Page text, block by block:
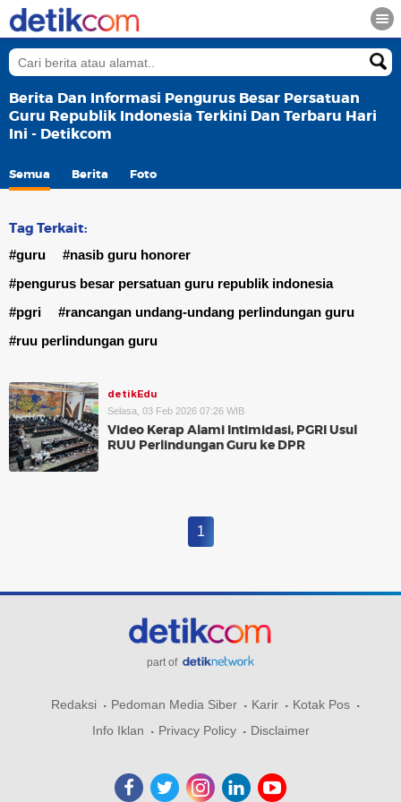
Berita Dan Informasi Pengurus Besar Persatuan
Guru Republik Indonesia Terkini Dan Terbaru Hari
Ini - Detikcom
Semua Berita Foto
Tag Terkait:
#guru
#nasib guru honorer
#pengurus besar persatuan guru republik indonesia
#pgri
#rancangan undang-undang perlindungan guru
#ruu perlindungan guru
detikEdu
Selasa, 03 Feb 2026 07:26 WIB
Video Kerap Alami Intimidasi, PGRI Usul
RUU Perlindungan Guru ke DPR
1
part of
Redaksi Pedoman Media Siber Karir
Kotak Pos
Info Iklan
Privacy Policy Disclaimer